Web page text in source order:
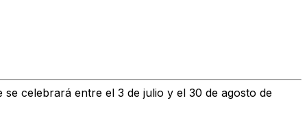
se celebrará entre el 3 de julio y el 30 de agosto de